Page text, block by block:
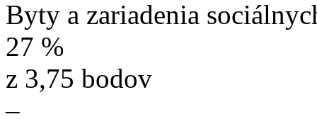
Byty a zariadenia
27 %
z 3,75 bodov
–